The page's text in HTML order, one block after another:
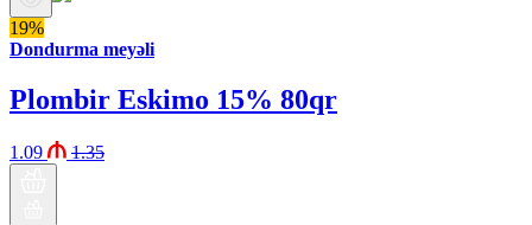
19%
Dondurma meyəli
Plombir Eskimo 15% 80qr
1.09 1.35